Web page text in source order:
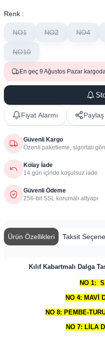
Renk :
NO1 NO2 NO4
NO10
En geç 9 Ağustos Pazar
Fiyat Alarmı Paylaş
Güvenli Kargo
Özenli paketleme, sigortalı
Kolay İade
14 gün içinde koşulsuz iade
Güvenli Ödeme
256-bit SSL korumalı altyapı
Ürün Özellikleri Taksit
Kılıf Kabartmalı Dalga
NO 1:
NO 4: MAVİ
NO 8: PEMBE-
NO 7: LİLA